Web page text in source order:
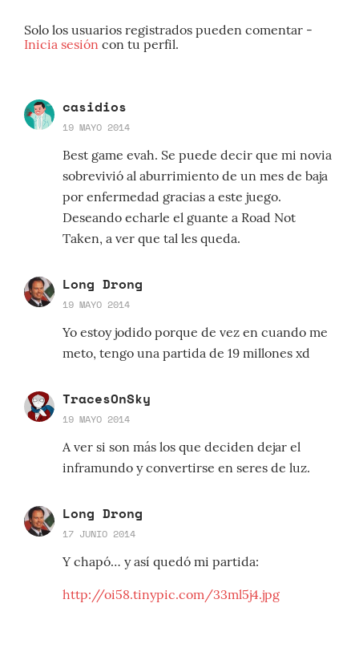
Solo los usuarios registrados pueden comentar -
Inicia sesión con tu perfil.
casidios
19 MAYO 2014
Best game evah. Se puede decir que mi novia
sobrevivió al aburrimiento de un mes de baja
por enfermedad gracias a este juego.
Deseando echarle el guante a Road Not
Taken, a ver que tal les queda.
Long Drong
19 MAYO 2014
Yo estoy jodido porque de vez en cuando me
meto, tengo una partida de 19 millones xd
TracesOnSky
19 MAYO 2014
A ver si son más los que deciden dejar el
inframundo y convertirse en seres de luz.
Long Drong
17 JUNIO 2014
Y chapó… y así quedó mi partida:
http://oi58.tinypic.com/33ml5j4.jpg